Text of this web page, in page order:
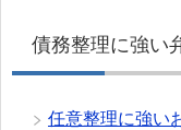
債務整理に強い
任意整理に強い